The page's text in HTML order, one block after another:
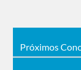
Próximos